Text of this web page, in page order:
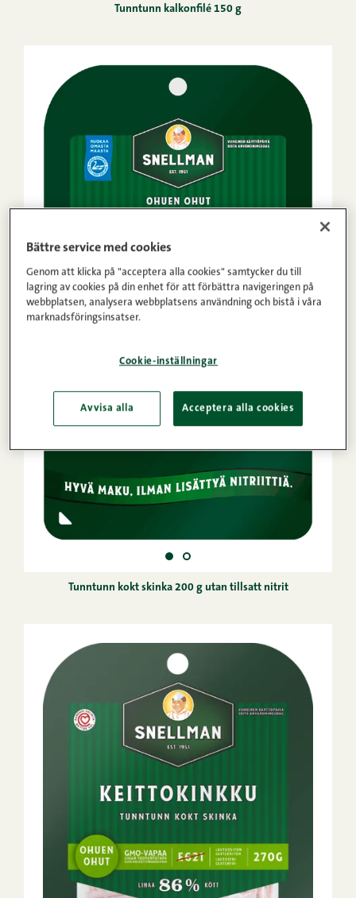
Tunntunn kalkonfilé 150 g
Tunntunn kokt skinka 200 g utan tillsatt nitrit
Bättre service med cookies
Genom att klicka på "acceptera alla cookies" samtycker du till
lagring av cookies på din enhet för att förbättra navigeringen på
webbplatsen, analysera webbplatsens användning och bistå i våra
marknadsföringsinsatser.
Cookie-inställningar
Avvisa alla Acceptera alla cookies